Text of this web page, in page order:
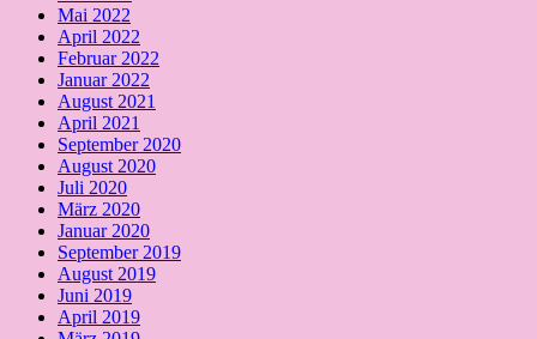
Mai 2022
April 2022
Februar 2022
Januar 2022
August 2021
April 2021
September 2020
August 2020
Juli 2020
März 2020
Januar 2020
September 2019
August 2019
Juni 2019
April 2019